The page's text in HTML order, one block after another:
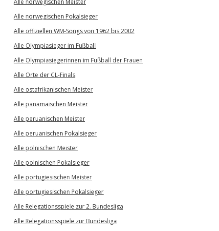
Alle norwegischen Meister
Alle norwegischen Pokalsieger
Alle offiziellen WM-Songs von 1962 bis 2002
Alle Olympiasieger im Fußball
Alle Olympiasiegerinnen im Fußball der Frauen
Alle Orte der CL-Finals
Alle ostafrikanischen Meister
Alle panamaischen Meister
Alle peruanischen Meister
Alle peruanischen Pokalsieger
Alle polnischen Meister
Alle polnischen Pokalsieger
Alle portugiesischen Meister
Alle portugiesischen Pokalsieger
Alle Relegationsspiele zur 2. Bundesliga
Alle Relegationsspiele zur Bundesliga